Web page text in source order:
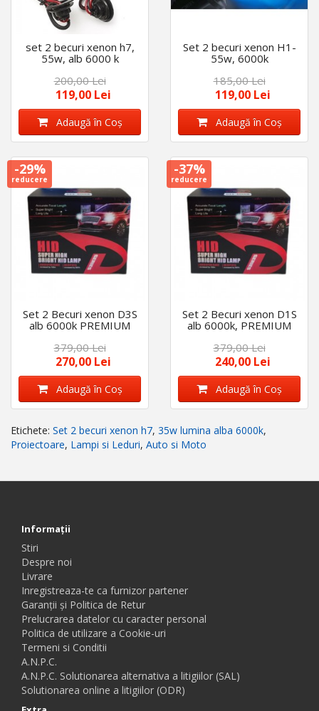
set 2 becuri xenon h7,
55w, alb 6000 k
200,00 Lei
119,00 Lei
Adaugă în Coş
Set 2 becuri xenon H1-
55w, 6000k
185,00 Lei
119,00 Lei
Adaugă în Coş
-29%
reducere
Set 2 Becuri xenon D3S
alb 6000k PREMIUM
379,00 Lei
270,00 Lei
Adaugă în Coş
-37%
reducere
Set 2 Becuri xenon D1S
alb 6000k, PREMIUM
379,00 Lei
240,00 Lei
Adaugă în Coş
Etichete: Set 2 becuri xenon h7, 35w lumina alba 6000k,
Proiectoare, Lampi si Leduri, Auto si Moto
Informaţii
Stiri
Despre noi
Livrare
Inregistreaza-te ca furnizor partener
Garanții și Politica de Retur
Prelucrarea datelor cu caracter personal
Politica de utilizare a Cookie-uri
Termeni si Conditii
A.N.P.C.
A.N.P.C. Solutionarea alternativa a litigiilor (SAL)
Solutionarea online a litigiilor (ODR)